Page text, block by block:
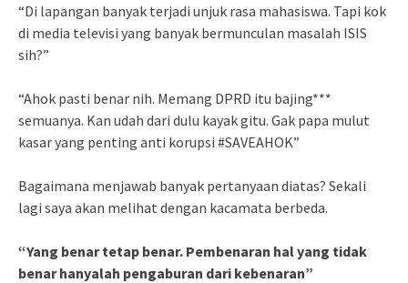
“Di lapangan banyak terjadi unjuk rasa mahasiswa. Tapi kok
di media televisi yang banyak bermunculan masalah ISIS
sih?”
“Ahok pasti benar nih. Memang DPRD itu bajing***
semuanya. Kan udah dari dulu kayak gitu. Gak papa mulut
kasar yang penting anti korupsi #SAVEAHOK”
Bagaimana menjawab banyak pertanyaan diatas? Sekali
lagi saya akan melihat dengan kacamata berbeda.
“Yang benar tetap benar. Pembenaran hal yang tidak
benar hanyalah pengaburan dari kebenaran”